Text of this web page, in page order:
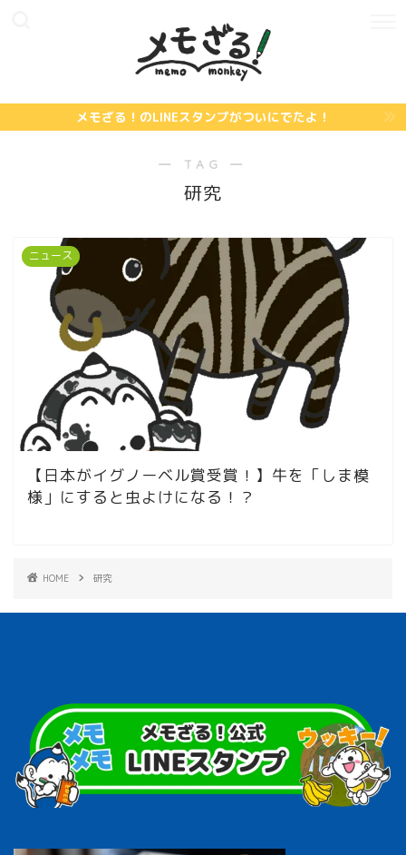
メモざる！のLINEスタンプがついにでたよ！
― TAG ―
研究
ニュース
【日本がイグノーベル賞受賞！】牛を「しま模
様」にすると虫よけになる！？
HOME 研究